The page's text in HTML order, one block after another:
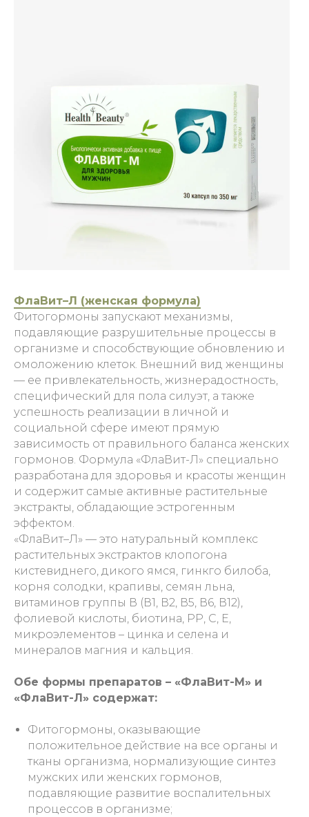
ФлаВит–Л (женская формула)
Фитогормоны запускают механизмы,
подавляющие разрушительные процессы в
организме и способствующие обновлению и
омоложению клеток. Внешний вид женщины
— ее привлекательность, жизнерадостность,
специфический для пола силуэт, а также
успешность реализации в личной и
социальной сфере имеют прямую
зависимость от правильного баланса женских
гормонов. Формула «ФлаВит-Л» специально
разработана для здоровья и красоты женщин
и содержит самые активные растительные
экстракты, обладающие эстрогенным
эффектом.
«ФлаВит–Л» — это натуральный комплекс
растительных экстрактов клопогона
кистевиднего, дикого ямся, гинкго билоба,
корня солодки, крапивы, семян льна,
витаминов группы В (В1, В2, В5, В6, В12),
фолиевой кислоты, биотина, РР, С, Е,
микроэлементов – цинка и селена и
минералов магния и кальция.
Обе формы препаратов – «ФлаВит-М» и
«ФлаВит-Л» содержат:
Фитогормоны, оказывающие
положительное действие на все органы и
тканы организма, нормализующие синтез
мужских или женских гормонов,
подавляющие развитие воспалительных
процессов в организме;